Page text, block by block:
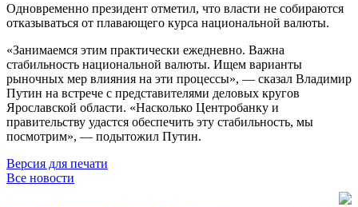
Одновременно президент отметил, что власти не собираются
отказываться от плавающего курса национальной валюты.
«Занимаемся этим практически ежедневно. Важна
стабильность национальной валюты. Ищем варианты
рыночных мер влияния на эти процессы», — сказал Владимир
Путин на встрече с представителями деловых кругов
Ярославской области. «Насколько Центробанку и
правительству удастся обеспечить эту стабильность, мы
посмотрим», — подытожил Путин.
Версия для печати
Все новости